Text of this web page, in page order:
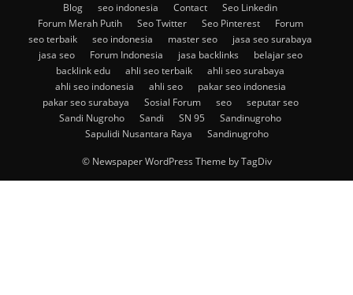
Blog seo indonesia Contact
Seo Linkedin
Forum Merah Putih
Seo Twitter Seo Pinterest
Forum
seo terbaik
seo indonesia master seo
jasa seo surabaya
jasa seo
Forum Indonesia jasa backlinks
belajar seo
backlink edu
ahli seo terbaik
ahli seo surabaya
ahli seo indonesia
ahli seo
pakar seo indonesia
pakar seo surabaya
Sosial Forum seo
seputar seo
Sandi Nugroho
Sandi SN 95
Sandinugroho
Sapulidi Nusantara Raya
Sandinugroho
© Newspaper WordPress Theme by TagDiv